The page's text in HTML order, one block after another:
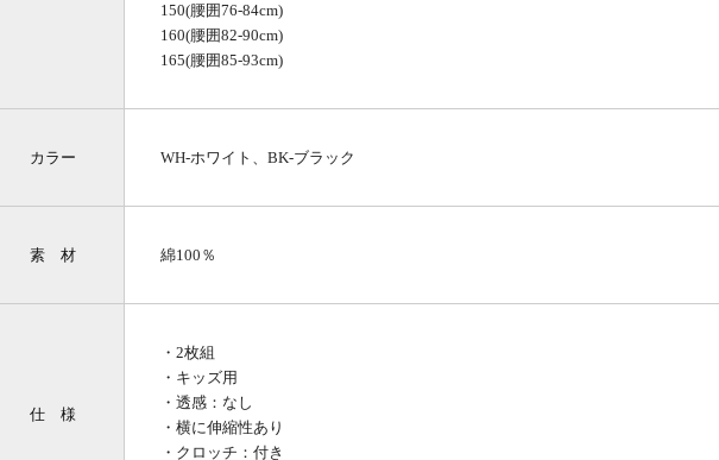
150(腰囲76-84cm)
160(腰囲82-90cm)
165(腰囲85-93cm)
カラー WH-ホワイト、BK-ブラック
素 材 綿100％
仕 様
・2枚組
・キッズ用
・透感：なし
・横に伸縮性あり
・クロッチ：付き